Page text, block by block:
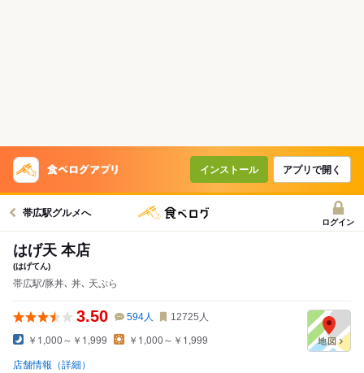
インストール アプリで開く
帯広駅グルメへ
ログイン
はげ天 本店
(はげてん)
帯広駅/豚丼､ 丼､ 天ぷら
3.50 594人 12725 人
￥1,000～￥1,999 ￥1,000～￥1,999
店舗情報（詳細）